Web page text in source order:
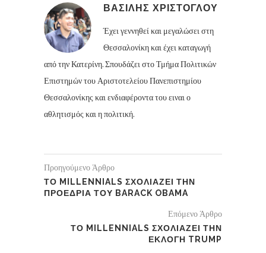
ΒΑΣΙΛΗΣ ΧΡΙΣΤΟΓΛΟΥ
Έχει γεννηθεί και μεγαλώσει στη
Θεσσαλονίκη και έχει καταγωγή
από την Κατερίνη. Σπουδάζει στο Τμήμα Πολιτικών
Επιστημών του Αριστοτελείου Πανεπιστημίου
Θεσσαλονίκης και ενδιαφέροντα του ειναι ο
αθλητισμός και η πολιτική.
Προηγούμενο Άρθρο
ΤΟ MILLENNIALS ΣΧΟΛΙΑΖΕΙ ΤΗΝ
ΠΡΟΕΔΡΙΑ ΤΟΥ BARACK OBAMA
Επόμενο Άρθρο
ΤΟ MILLENNIALS ΣΧΟΛΙΑΖΕΙ ΤΗΝ
ΕΚΛΟΓΗ TRUMP